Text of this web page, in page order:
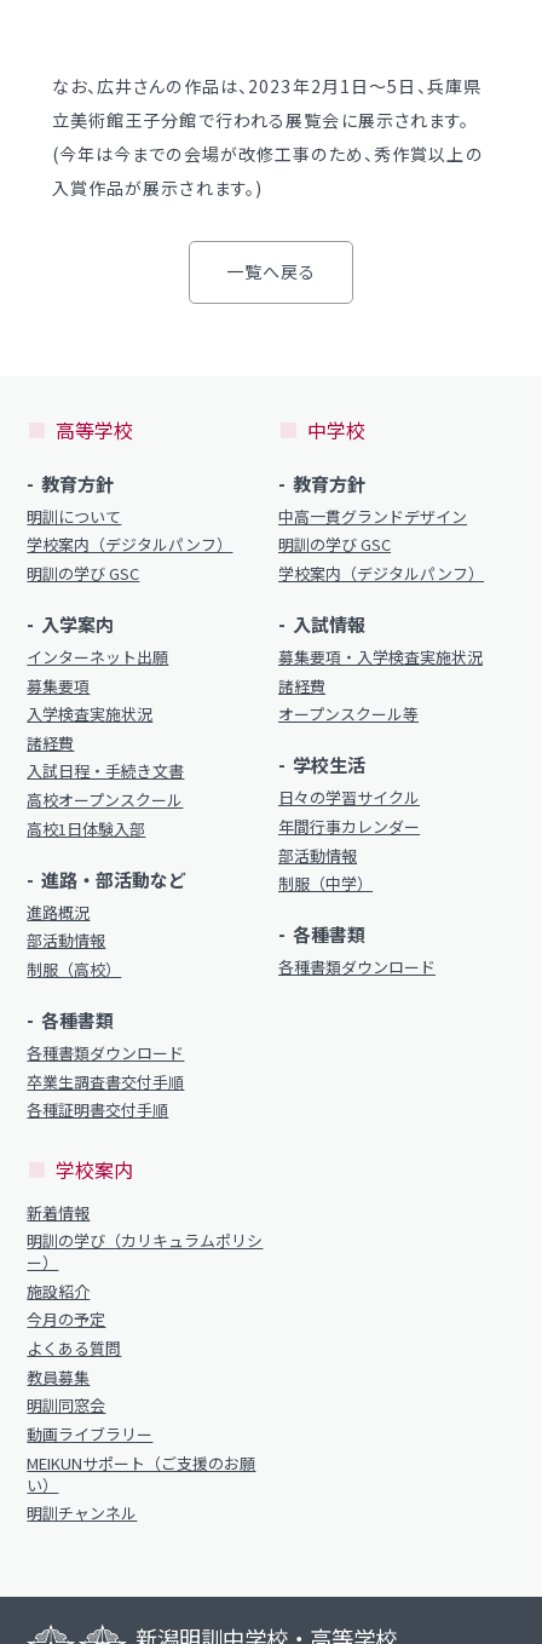
動画ライブラリー
MEIKUNサポート（ご支援のお願い）
明訓チャンネル
サイトマップ
今月の予定
よくある質問
教員募集
動画ライブラリー
お問い合わせ サイトマップ
プライバシーポリシー
なお、広井さんの作品は、2023年2月1日～5日、兵庫県
立美術館王子分館で行われる展覧会に展示されます。
(今年は今までの会場が改修工事のため、秀作賞以上の
入賞作品が展示されます。)
一覧へ戻る
高等学校
教育方針
明訓について
学校案内（デジタルパンフ）
明訓の学び GSC
入学案内
インターネット出願
募集要項
入学検査実施状況
諸経費
入試日程・手続き文書
高校オープンスクール
高校1日体験入部
進路・部活動など
進路概況
部活動情報
制服（高校）
各種書類
各種書類ダウンロード
卒業生調査書交付手順
各種証明書交付手順
中学校
教育方針
中高一貫グランドデザイン
明訓の学び GSC
学校案内（デジタルパンフ）
入試情報
募集要項・入学検査実施状況
諸経費
オープンスクール等
学校生活
日々の学習サイクル
年間行事カレンダー
部活動情報
制服（中学）
各種書類
各種書類ダウンロード
学校案内
新着情報
明訓の学び（カリキュラムポリシ
ー）
施設紹介
今月の予定
よくある質問
教員募集
明訓同窓会
動画ライブラリー
MEIKUNサポート（ご支援のお願
い）
明訓チャンネル